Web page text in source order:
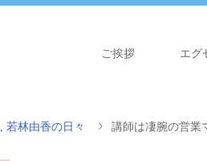
ご挨拶 エグ
, 若林由香の日々 講師は凄腕の営業